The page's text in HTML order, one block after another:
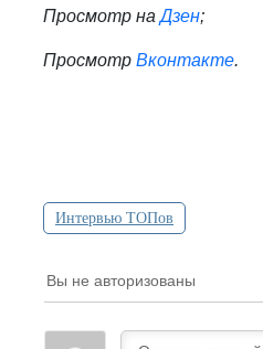
Просмотр наДзен;
Просмотр Вконтакте.
Интервью ТОПов
Вы не авторизованы